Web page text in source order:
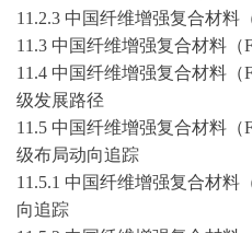
11.2.3 中国纤维增强复合材料
11.3 中国纤维增强复合材料
11.4 中国纤维增强复合材料
级发展路径
11.5 中国纤维增强复合材料
级布局动向追踪
11.5.1 中国纤维增强复合材料
向追踪